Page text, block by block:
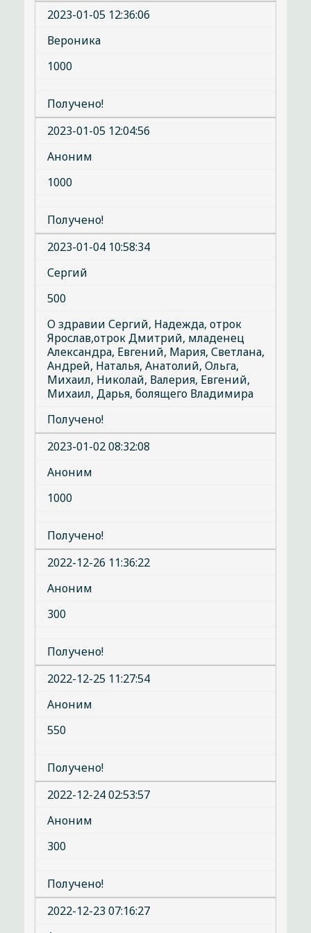
2023-01-05 12:36:06
Вероника
1000
Получено!
2023-01-05 12:04:56
Аноним
1000
Получено!
2023-01-04 10:58:34
Сергий
500
О здравии Сергий, Надежда, отрок
Ярослав,отрок Дмитрий, младенец
Александра, Евгений, Мария, Светлана,
Андрей, Наталья, Анатолий, Ольга,
Михаил, Николай, Валерия, Евгений,
Михаил, Дарья, болящего Владимира
Получено!
2023-01-02 08:32:08
Аноним
1000
Получено!
2022-12-26 11:36:22
Аноним
300
Получено!
2022-12-25 11:27:54
Аноним
550
Получено!
2022-12-24 02:53:57
Аноним
300
Получено!
2022-12-23 07:16:27